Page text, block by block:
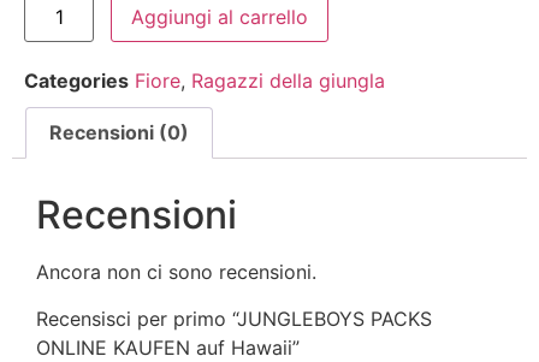
Aggiungi al carrello
Categories Fiore, Ragazzi della giungla
Recensioni (0)
Recensioni
Ancora non ci sono recensioni.
Recensisci per primo “JUNGLEBOYS PACKS
ONLINE KAUFEN auf Hawaii”